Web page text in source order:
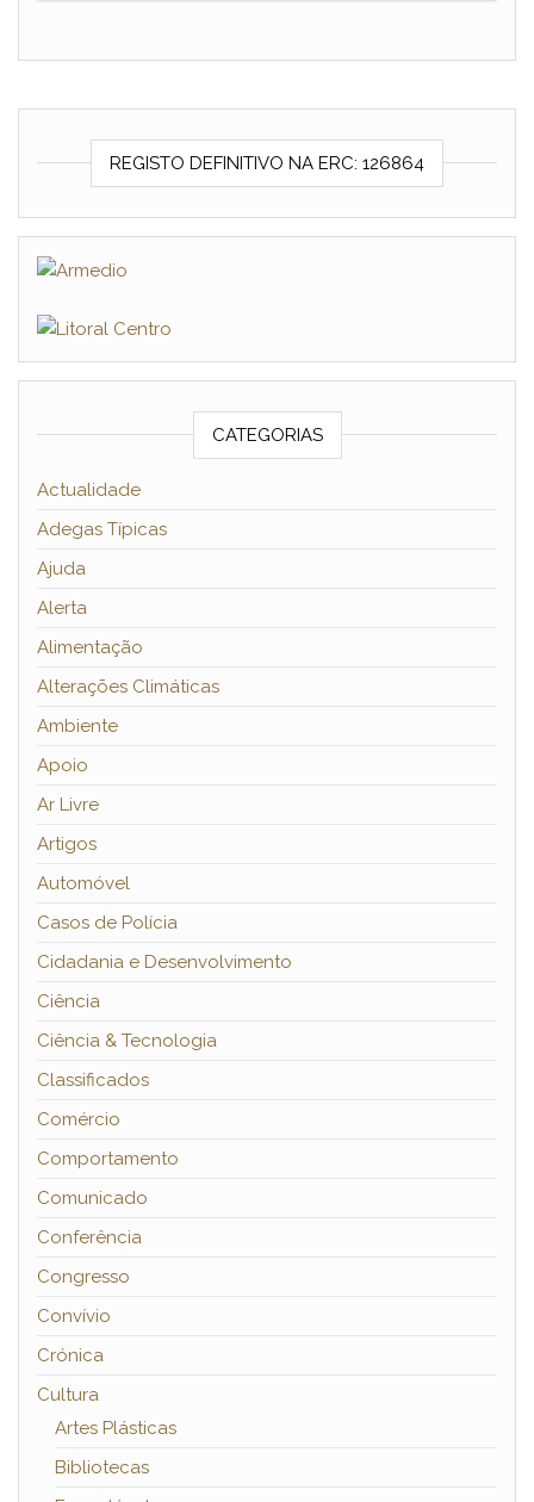
REGISTO DEFINITIVO NA ERC: 126864
CATEGORIAS
Actualidade
Adegas Típicas
Ajuda
Alerta
Alimentação
Alterações Climáticas
Ambiente
Apoio
Ar Livre
Artigos
Automóvel
Casos de Polícia
Cidadania e Desenvolvimento
Ciência
Ciência & Tecnologia
Classificados
Comércio
Comportamento
Comunicado
Conferência
Congresso
Convívio
Crónica
Cultura
Artes Plásticas
Bibliotecas